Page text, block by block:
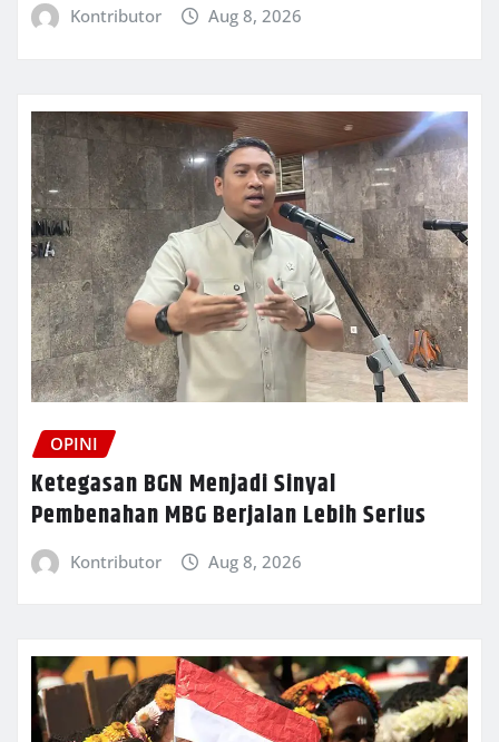
Kontributor Aug 8, 2026
OPINI
Ketegasan BGN Menjadi Sinyal
Pembenahan MBG Berjalan Lebih Serius
Kontributor Aug 8, 2026